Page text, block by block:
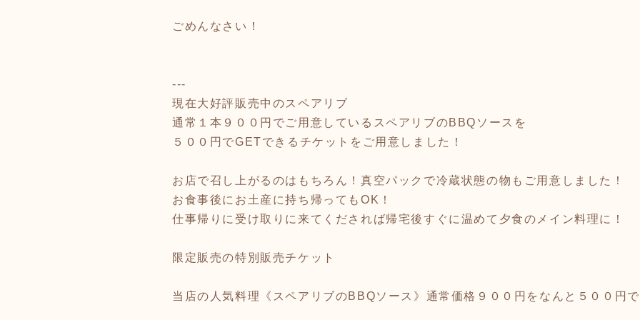
ごめんなさい！
---
現在大好評販売中のスペアリブ
通常１本９００円でご用意しているスペアリブのBBQソースを
５００円でGETできるチケットをご用意しました！
お店で召し上がるのはもちろん！真空パックで冷蔵状態の物もご用意しました！
お食事後にお土産に持ち帰ってもOK！
仕事帰りに受け取りに来てくだされば帰宅後すぐに温めて夕食のメイン料理に！
限定販売の特別販売チケット
当店の人気料理《スペアリブのBBQソース》通常価格９００円をなんと５００円で